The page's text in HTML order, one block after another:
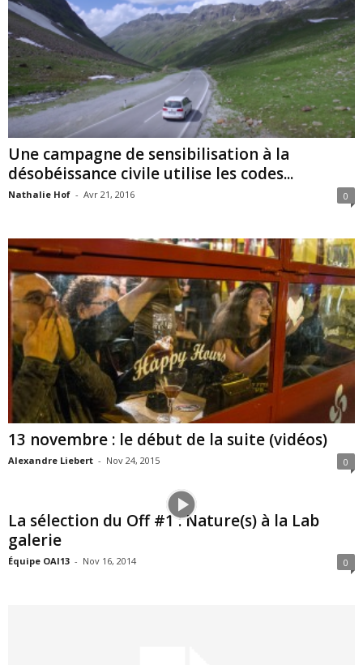
Une campagne de sensibilisation à la
désobéissance civile utilise les codes...
Nathalie Hof - Avr 21, 2016 0
13 novembre : le début de la suite (vidéos)
Alexandre Liebert - Nov 24, 2015 0
La sélection du Off #1 : Nature(s) à la Lab
galerie
Équipe OAI13 - Nov 16, 2014 0